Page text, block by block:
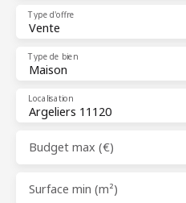
Vente
Type d'offre
Maison
Type de bien
Argeliers 11120
Localisation
Budget max (€)
Surface min (m²)